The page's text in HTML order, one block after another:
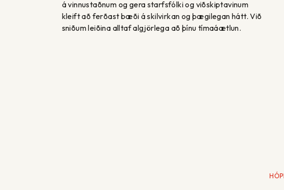
á vinnustaðnum og gera starfsfólki og viðskiptavinum
kleift að ferðast bæði á skilvirkan og þægilegan hátt. Við
sniðum leiðina alltaf algjörlega að þínu tímaáætlun.